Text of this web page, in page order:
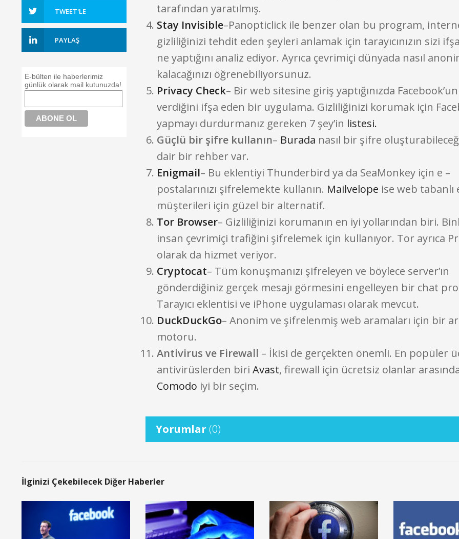
TWEET'LE
PAYLAŞ
E-bülten ile haberlerimiz
günlük olarak mail kutunuzda!
tarafından yaratılmış.
Stay Invisible–Panopticlick ile benzer olan bu program,
gizliliğinizi tehdit eden şeyleri anlamak için tarayıcınızın sizi
ne yaptığını analiz ediyor. Ayrıca çevrimiçi dünyada nasıl
kalacağınızı öğrenebiliyorsunuz.
Privacy Check– Bir web sitesine giriş yaptığınızda
verdiğini ifşa eden bir uygulama. Gizliliğinizi korumak için
yapmayı durdurmanız gereken 7 şey’in listesi.
Güçlü bir şifre kullanın– Burada nasıl bir şifre
dair bir rehber var.
Enigmail– Bu eklentiyi Thunderbird ya da SeaMonkey için e –
postalarınızı şifrelemekte kullanın. Mailvelope ise web tabanlı
müşterileri için güzel bir alternatif.
Tor Browser– Gizliliğinizi korumanın en iyi yollarından biri.
insan çevrimiçi trafiğini şifrelemek için kullanıyor. Tor ayrıca
olarak da hizmet veriyor.
Cryptocat– Tüm konuşmanızı şifreleyen ve böylece server’ın
gönderdiğiniz gerçek mesajı görmesini engelleyen bir chat
Tarayıcı eklentisi ve iPhone uygulaması olarak mevcut.
DuckDuckGo– Anonim ve şifrelenmiş web aramaları için bir
motoru.
Antivirus ve Firewall – İkisi de gerçekten önemli. En popüler
antivirüslerden biriAvast, firewall için ücretsiz olanlar
Comodo iyi bir seçim.
Yorumlar (0)
İlginizi Çekebilecek Diğer Haberler